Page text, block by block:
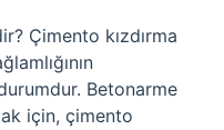
Çimento kızdırma
Betonarme
için, çimento